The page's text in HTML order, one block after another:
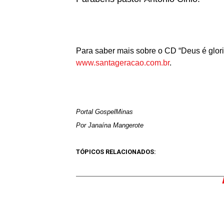
Para saber mais sobre o CD “Deus é
www.santageracao.com.br.
Portal GospelMinas
Por Janaína Mangerote
TÓPICOS RELACIONADOS: